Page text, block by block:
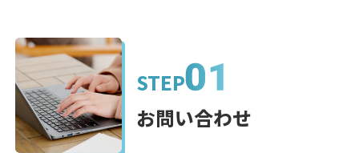
STEP
お問い合わせ